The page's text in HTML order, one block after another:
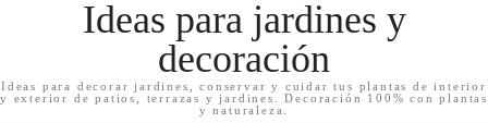
Ideas para jardines y
decoración
Ideas para decorar jardines, conservar y cuidar tus plantas de interior
y exterior de patios, terrazas y jardines. Decoración 100% con plantas
y naturaleza.